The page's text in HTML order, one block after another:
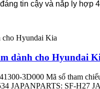
tin cậy và nắp ly
dành cho Hyundai
3D000 Mã số tham
JAPANPARTS: SF-H27